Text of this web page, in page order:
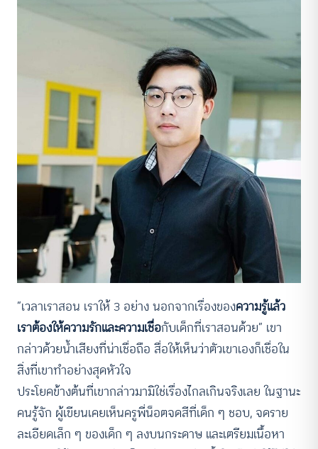
“เวลาเราสอน เราให้ 3 อย่าง นอกจากเรื่องของความรู้แล้ว
เราต้องให้ความรักและความเชื่อกับเด็กที่เราสอนด้วย” เขา
กล่าวด้วยน้ำเสียงที่น่าเชื่อถือ สื่อให้เห็นว่าตัวเขาเองก็เชื่อใน
สิ่งที่เขาทำอย่างสุดหัวใจ
ประโยคข้างต้นที่เขากล่าวมามิใช่เรื่องไกลเกินจริงเลย ในฐานะ
คนรู้จัก ผู้เขียนเคยเห็นครูพี่น็อตจดสีที่เด็ก ๆ ชอบ, จดราย
ละเอียดเล็ก ๆ ของเด็ก ๆ ลงบนกระดาษ และเตรียมเนื้อหา